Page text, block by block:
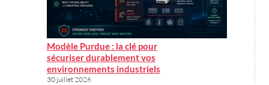
Modèle Purdue : la clé pour
sécuriser durablement vos
environnements industriels
30 juillet 2026